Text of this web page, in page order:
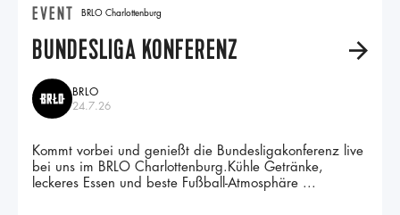
EVENT BRLO Charlottenburg
BUNDESLIGA KONFERENZ A
BRLO
24.7.26
Kommt vorbei und genießt die Bundesligakonferenz live
bei uns im BRLO Charlottenburg.Kühle Getränke,
leckeres Essen und beste Fußball-Atmosphäre ...